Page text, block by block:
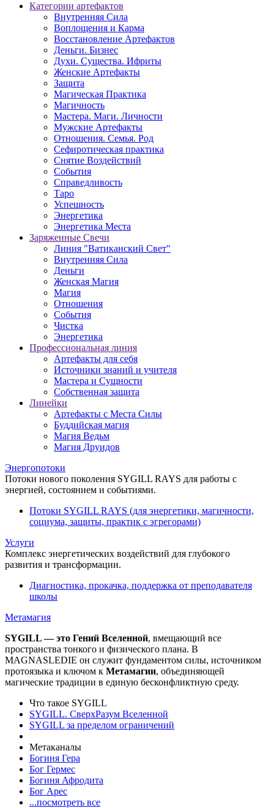
Категории артефактов
Внутренняя Сила
Воплощения и Карма
Восстановление Артефактов
Деньги. Бизнес
Духи. Существа. Ифриты
Женские Артефакты
Защита
Магическая Практика
Магичность
Мастера. Маги. Личности
Мужские Артефакты
Отношения. Семья. Род
Сефиротическая практика
Снятие Воздействий
События
Справедливость
Таро
Успешность
Энергетика
Энергетика Места
Заряженные Свечи
Линия "Ватиканский Свет"
Внутренняя Сила
Деньги
Женская Магия
Магия
Отношения
События
Чистка
Энергетика
Профессиональная линия
Артефакты для себя
Источники знаний и учителя
Мастера и Сущности
Собственная защита
Линейки
Артефакты с Места Силы
Буддийская магия
Магия Ведьм
Магия Друидов
Энергопотоки
Потоки нового поколения SYGILL RAYS для работы с
энергией, состоянием и событиями.
Потоки SYGILL RAYS (для энергетики, магичности,
социума, защиты, практик с эгрегорами)
Услуги
Комплекс энергетических воздействий для глубокого
развития и трансформации.
Диагностика, прокачка, поддержка от преподавателя
школы
Метамагия
SYGILL — это Гений Вселенной, вмещающий все
пространства тонкого и физического плана. В
MAGNASLEDIE он служит фундаментом силы, источником
протоязыка и ключом к Метамагии, объединяющей
магические традиции в единую бесконфликтную среду.
Что такое SYGILL
SYGILL. СверхРазум Вселенной
SYGILL за пределом ограничений
Метаканалы
Богиня Гера
Бог Гермес
Богиня Афродита
Бог Арес
...посмотреть все